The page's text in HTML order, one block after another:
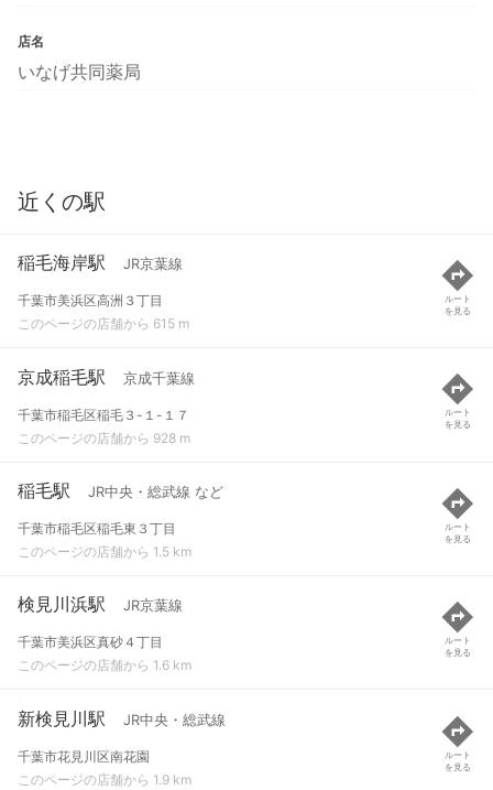
店名
いなげ共同薬局
近くの駅
稲毛海岸駅 JR京葉線
千葉市美浜区高洲３丁目
このページの店舗から 615 m
ルート
を見る
京成稲毛駅 京成千葉線
千葉市稲毛区稲毛３-１-１７
このページの店舗から 928 m
ルート
を見る
稲毛駅 JR中央・総武線 など
千葉市稲毛区稲毛東３丁目
このページの店舗から 1.5 km
ルート
を見る
検見川浜駅 JR京葉線
千葉市美浜区真砂４丁目
このページの店舗から 1.6 km
ルート
を見る
新検見川駅 JR中央・総武線
千葉市花見川区南花園
このページの店舗から 1.9 km
ルート
を見る